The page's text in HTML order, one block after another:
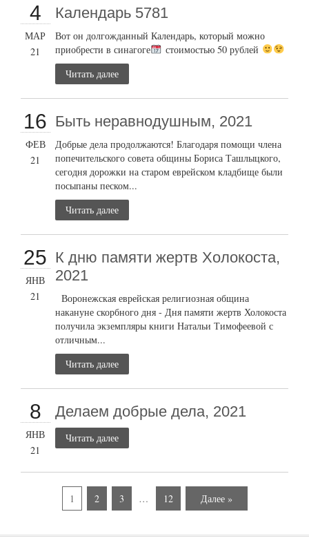
4
МАР
21
Календарь 5781
Вот он долгожданный Календарь, который можно
приобрести в синагоге
стоимостью 50 рублей
Читать далее
16
ФЕВ
21
Быть неравнодушным, 2021
Добрые дела продолжаются! Благодаря помощи члена
попечительского совета общины Бориса Ташлыцкого,
сегодня дорожки на старом еврейском кладбище были
посыпаны песком...
Читать далее
25
ЯНВ
21
К дню памяти жертв Холокоста,
2021
Воронежская еврейская религиозная община
накануне скорбного дня - Дня памяти жертв Холокоста
получила экземпляры книги Натальи Тимофеевой с
отличным...
Читать далее
8
ЯНВ
21
Делаем добрые дела, 2021
Читать далее
1 2 3 … 12 Далее »